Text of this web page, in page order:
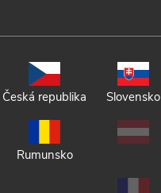
Česká republika Slovensko
Rumunsko